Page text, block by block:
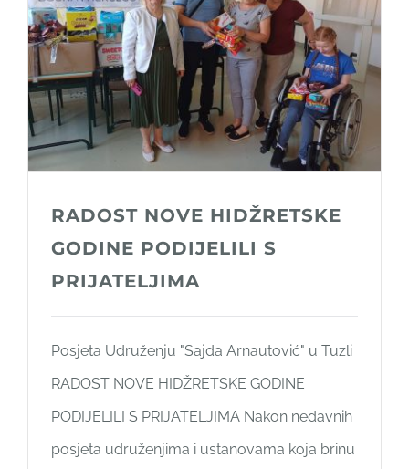
RADOST NOVE HIDŽRETSKE
GODINE PODIJELILI S
PRIJATELJIMA
Posjeta Udruženju "Sajda Arnautović" u Tuzli
RADOST NOVE HIDŽRETSKE GODINE
PODIJELILI S PRIJATELJIMA Nakon nedavnih
posjeta udruženjima i ustanovama koja brinu